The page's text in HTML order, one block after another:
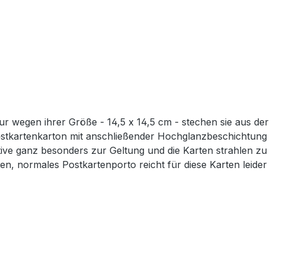
wegen ihrer Größe - 14,5 x 14,5 cm - stechen sie aus der
mit anschließender Hochglanzbeschichtung
ganz besonders zur Geltung und die Karten strahlen zu
normales Postkartenporto reicht für diese Karten leider